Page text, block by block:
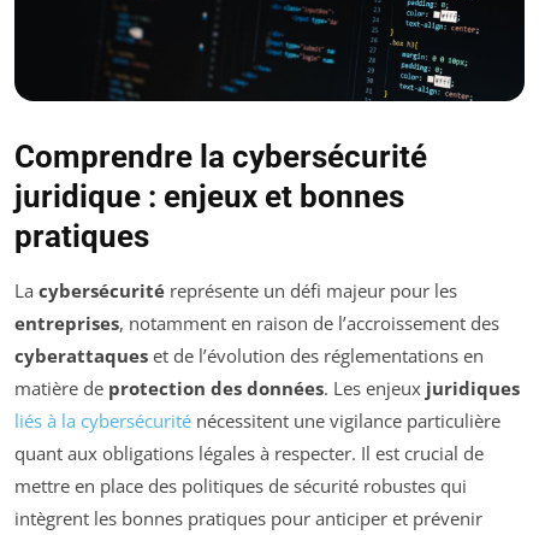
Comprendre la cybersécurité
juridique : enjeux et bonnes
pratiques
La cybersécurité représente un défi majeur pour les
entreprises, notamment en raison de l’accroissement des
cyberattaques et de l’évolution des réglementations en
matière de protection des données. Les enjeux juridiques
liés à la cybersécurité nécessitent une vigilance particulière
quant aux obligations légales à respecter. Il est crucial de
mettre en place des politiques de sécurité robustes qui
intègrent les bonnes pratiques pour anticiper et prévenir